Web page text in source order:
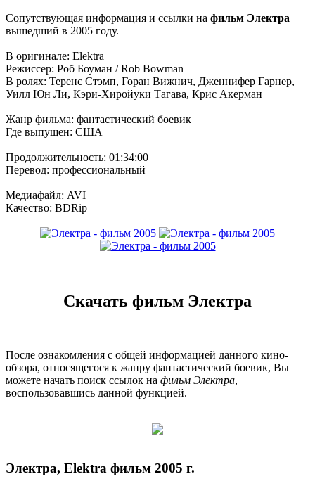
Сопутствующая информация и ссылки на фильм Электра
вышедший в 2005 году.
В оригинале: Elektra
Режиссер: Роб Боуман / Rob Bowman
В ролях: Теренс Стэмп, Горан Вижнич, Дженнифер Гарнер,
Уилл Юн Ли, Кэри-Хиройуки Тагава, Крис Акерман
Жанр фильма: фантастический боевик
Где выпущен: США
Продолжительность: 01:34:00
Перевод: профессиональный
Медиафайл: AVI
Качество: BDRip
Скачать фильм Электра
После ознакомления с общей информацией данного кино-
обзора, относящегося к жанру фантастический боевик, Вы
можете начать поиск ссылок на фильм Электра,
воспользовавшись данной функцией.
Электра, Elektra фильм 2005 г.